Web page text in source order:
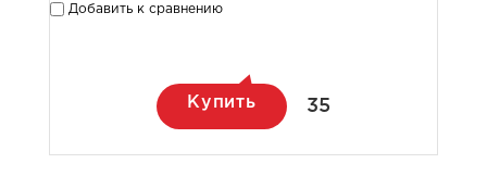
Добавить к сравнению
Купить 35